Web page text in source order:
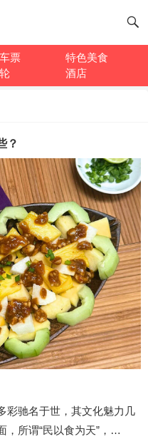
票
特色美食
酒店
？
彩驰名于世，其文化魅力几
，所谓“民以食为天”，…